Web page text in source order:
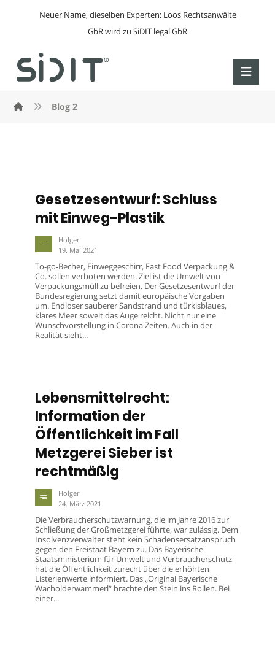
Neuer Name, dieselben Experten: Loos Rechtsanwälte
GbR wird zu SiDIT legal GbR
Blog 2
Gesetzesentwurf: Schluss
mit Einweg-Plastik
Holger
19. Mai 2021
To-go-Becher, Einweggeschirr, Fast Food Verpackung &
Co. sollen verboten werden. Ziel ist die Umwelt von
Verpackungsmüll zu befreien. Der Gesetzesentwurf der
Bundesregierung setzt damit europäische Vorgaben
um. Endloser sauberer Sandstrand und türkisblaues,
klares Meer soweit das Auge reicht. Nicht nur eine
Wunschvorstellung in Corona Zeiten. Auch in der
Realität sieht...
Lebensmittelrecht:
Information der
Öffentlichkeit im Fall
Metzgerei Sieber ist
rechtmäßig
Holger
24. März 2021
Die Verbraucherschutzwarnung, die im Jahre 2016 zur
Schließung der Großmetzgerei führte, war zulässig. Dem
Insolvenzverwalter steht kein Schadensersatzanspruch
gegen den Freistaat Bayern zu. Das Bayerische
Staatsministerium für Umwelt und Verbraucherschutz
hat die Öffentlichkeit zurecht über die erhöhten
Listerienwerte informiert. Das „Original Bayerische
Wacholderwammerl“ brachte den Stein ins Rollen. Bei
einer...